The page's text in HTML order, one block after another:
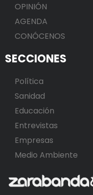
OPINIÓN
AGENDA
CONÓCENOS
SECCIONES
Política
Sanidad
Educación
Entrevistas
Empresas
Medio Ambiente